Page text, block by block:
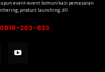
event-event komunikasi pemasaran
product launching, dll.
0818-263-823